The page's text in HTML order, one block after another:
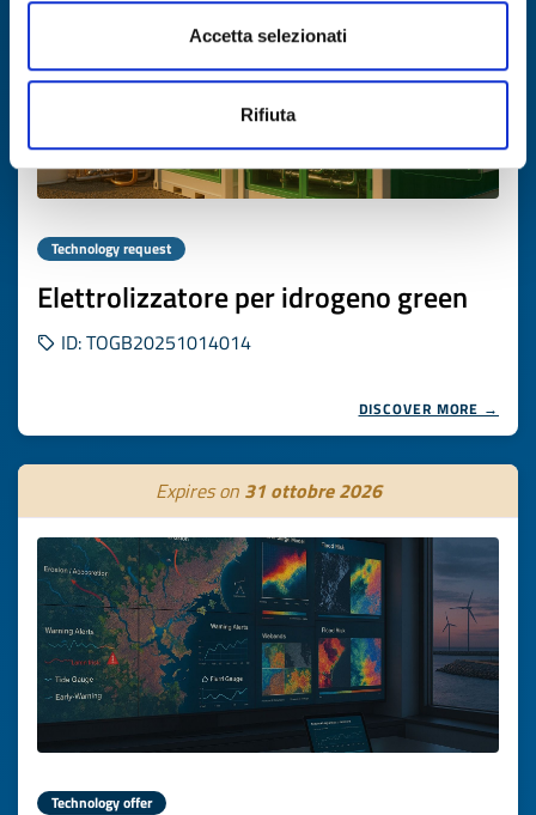
Accetta selezionati
Rifiuta
Technology request
Elettrolizzatore per idrogeno green
ID: TOGB20251014014
DISCOVER MORE →
Expires on 31 ottobre 2026
Technology offer